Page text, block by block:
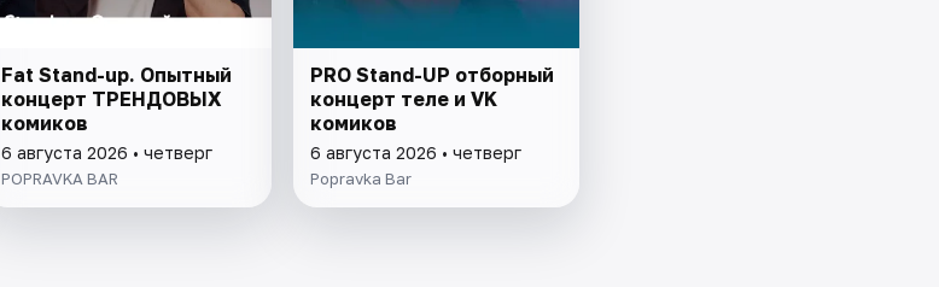
Fat Stand-up. Опытный
концерт ТРЕНДОВЫХ
комиков
6 августа 2026 • четверг
POPRAVKA BAR
PRO Stand-UP отборный
концерт теле и VK
комиков
6 августа 2026 • четверг
Popravka Bar